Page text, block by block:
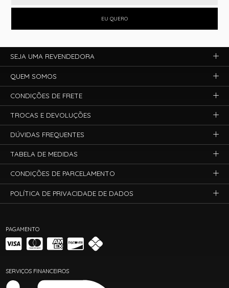
EU QUERO
PAGAMENTO
SERVIÇOS FINANCEIROS
SEJA UMA REVENDEDORA
QUEM SOMOS
CONDIÇÕES DE FRETE
TROCAS E DEVOLUÇÕES
DÚVIDAS FREQUENTES
TABELA DE MEDIDAS
CONDIÇÕES DE PARCELAMENTO
POLÍTICA DE PRIVACIDADE DE DADOS